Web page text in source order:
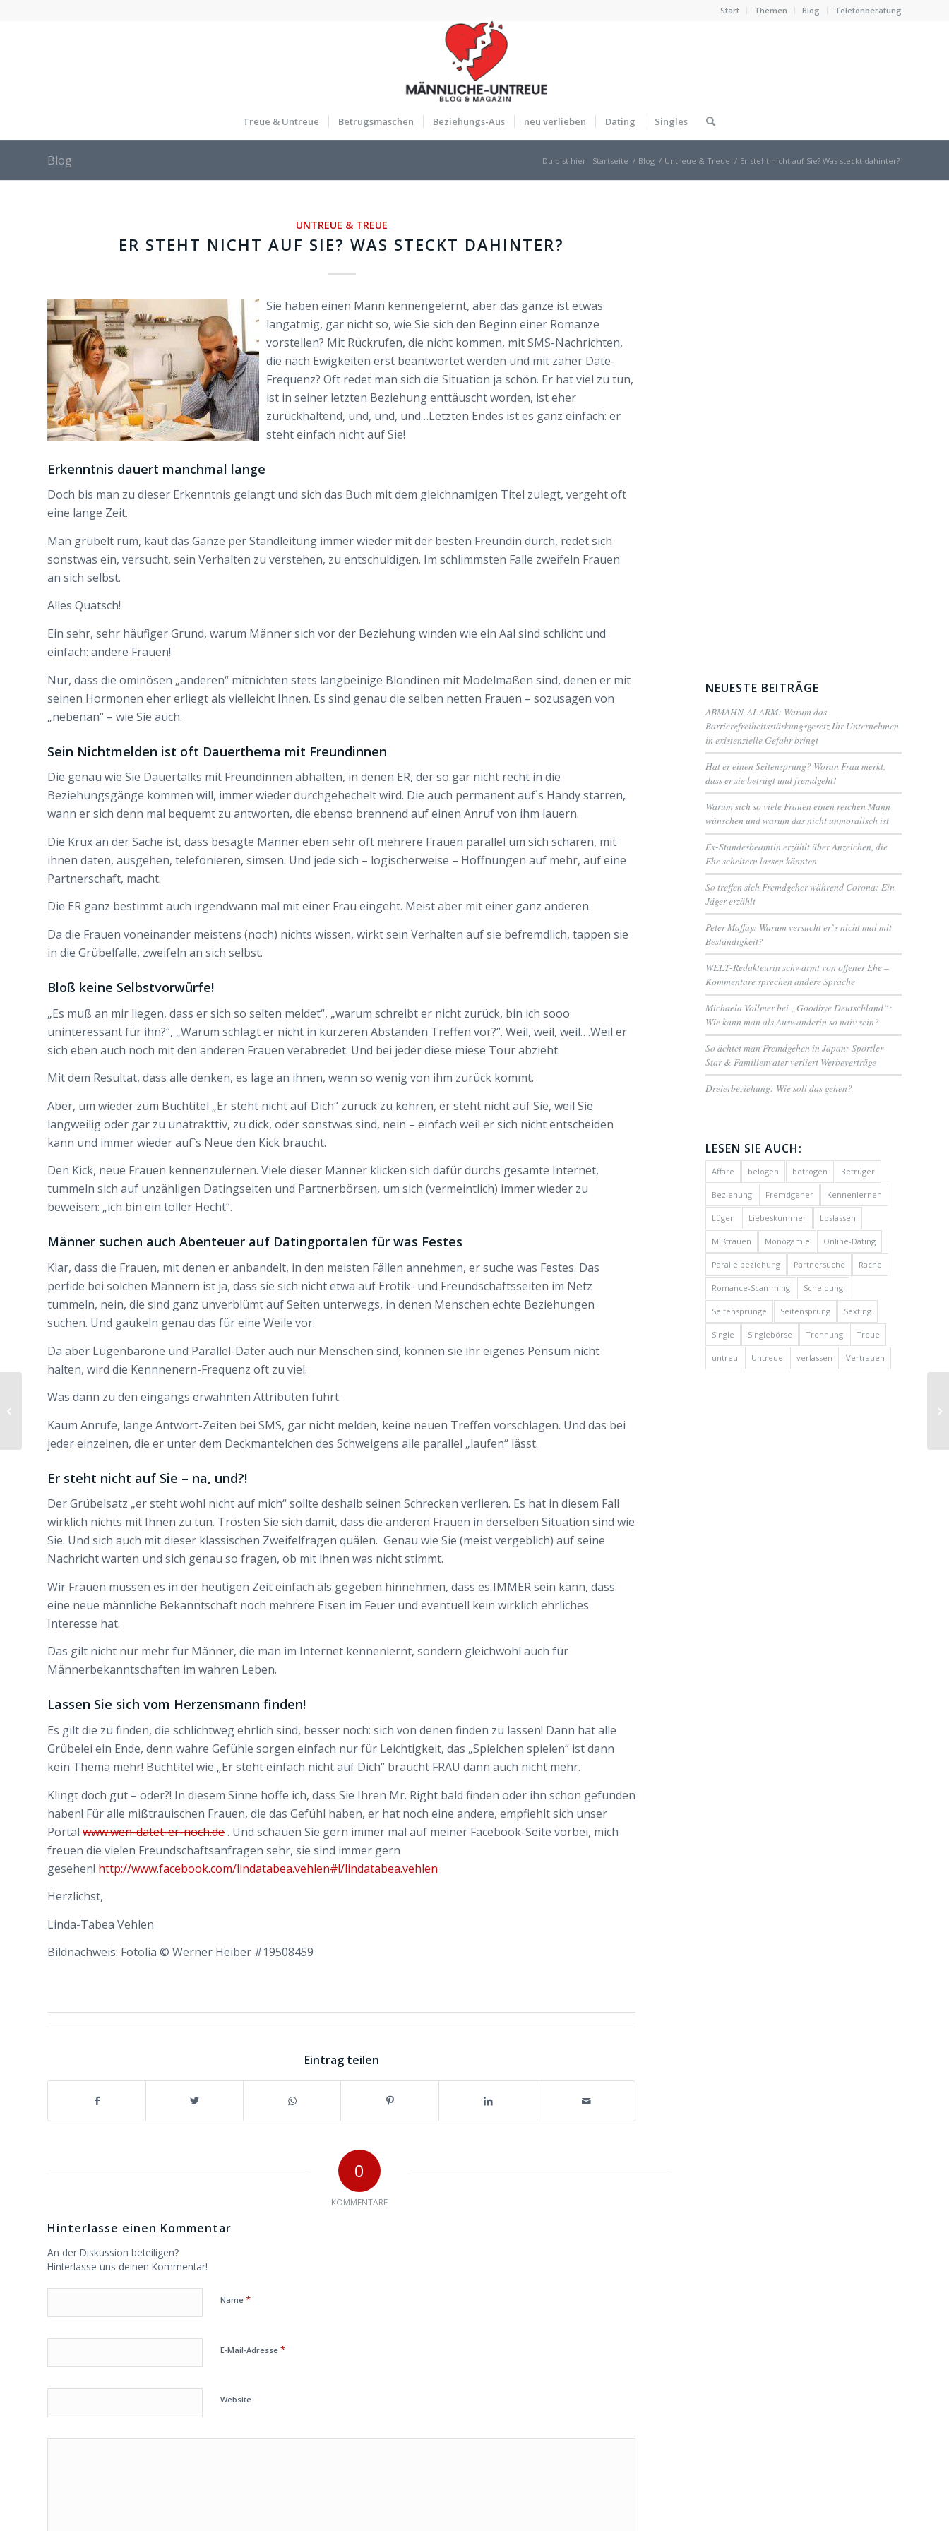
Start Themen Blog Telefonberatung
Treue & Untreue Betrugsmaschen Beziehungs-Aus neu verlieben Dating Singles
Blog Du bist hier: Startseite / Blog / Untreue & Treue / Er steht nicht auf Sie? Was steckt dahinter?
UNTREUE & TREUE
ER STEHT NICHT AUF SIE? WAS STECKT DAHINTER?
Sie haben einen Mann kennengelernt, aber das ganze ist etwas
langatmig, gar nicht so, wie Sie sich den Beginn einer Romanze
vorstellen? Mit Rückrufen, die nicht kommen, mit SMS-Nachrichten,
die nach Ewigkeiten erst beantwortet werden und mit zäher Date-
Frequenz? Oft redet man sich die Situation ja schön. Er hat viel zu tun,
ist in seiner letzten Beziehung enttäuscht worden, ist eher
zurückhaltend, und, und, und…Letzten Endes ist es ganz einfach: er
steht einfach nicht auf Sie!
Erkenntnis dauert manchmal lange
Doch bis man zu dieser Erkenntnis gelangt und sich das Buch mit dem gleichnamigen Titel zulegt, vergeht oft
eine lange Zeit.
Man grübelt rum, kaut das Ganze per Standleitung immer wieder mit der besten Freundin durch, redet sich
sonstwas ein, versucht, sein Verhalten zu verstehen, zu entschuldigen. Im schlimmsten Falle zweifeln Frauen
an sich selbst.
Alles Quatsch!
Ein sehr, sehr häufiger Grund, warum Männer sich vor der Beziehung winden wie ein Aal sind schlicht und
einfach: andere Frauen!
Nur, dass die ominösen „anderen“ mitnichten stets langbeinige Blondinen mit Modelmaßen sind, denen er mit
seinen Hormonen eher erliegt als vielleicht Ihnen. Es sind genau die selben netten Frauen – sozusagen von
„nebenan“ – wie Sie auch.
Sein Nichtmelden ist oft Dauerthema mit Freundinnen
Die genau wie Sie Dauertalks mit Freundinnen abhalten, in denen ER, der so gar nicht recht in die
Beziehungsgänge kommen will, immer wieder durchgehechelt wird. Die auch permanent auf`s Handy starren,
wann er sich denn mal bequemt zu antworten, die ebenso brennend auf einen Anruf von ihm lauern.
Die Krux an der Sache ist, dass besagte Männer eben sehr oft mehrere Frauen parallel um sich scharen, mit
ihnen daten, ausgehen, telefonieren, simsen. Und jede sich – logischerweise – Hoffnungen auf mehr, auf eine
Partnerschaft, macht.
Die ER ganz bestimmt auch irgendwann mal mit einer Frau eingeht. Meist aber mit einer ganz anderen.
Da die Frauen voneinander meistens (noch) nichts wissen, wirkt sein Verhalten auf sie befremdlich, tappen sie
in die Grübelfalle, zweifeln an sich selbst.
Bloß keine Selbstvorwürfe!
„Es muß an mir liegen, dass er sich so selten meldet“, „warum schreibt er nicht zurück, bin ich sooo
uninteressant für ihn?“, „Warum schlägt er nicht in kürzeren Abständen Treffen vor?“. Weil, weil, weil….Weil er
sich eben auch noch mit den anderen Frauen verabredet. Und bei jeder diese miese Tour abzieht.
Mit dem Resultat, dass alle denken, es läge an ihnen, wenn so wenig von ihm zurück kommt.
Aber, um wieder zum Buchtitel „Er steht nicht auf Dich“ zurück zu kehren, er steht nicht auf Sie, weil Sie
langweilig oder gar zu unatrakttiv, zu dick, oder sonstwas sind, nein – einfach weil er sich nicht entscheiden
kann und immer wieder auf`s Neue den Kick braucht.
Den Kick, neue Frauen kennenzulernen. Viele dieser Männer klicken sich dafür durchs gesamte Internet,
tummeln sich auf unzähligen Datingseiten und Partnerbörsen, um sich (vermeintlich) immer wieder zu
beweisen: „ich bin ein toller Hecht“.
Männer suchen auch Abenteuer auf Datingportalen für was Festes
Klar, dass die Frauen, mit denen er anbandelt, in den meisten Fällen annehmen, er suche was Festes. Das
perfide bei solchen Männern ist ja, dass sie sich nicht etwa auf Erotik- und Freundschaftsseiten im Netz
tummeln, nein, die sind ganz unverblümt auf Seiten unterwegs, in denen Menschen echte Beziehungen
suchen. Und gaukeln genau das für eine Weile vor.
Da aber Lügenbarone und Parallel-Dater auch nur Menschen sind, können sie ihr eigenes Pensum nicht
halten, wird die Kennnenern-Frequenz oft zu viel.
Was dann zu den eingangs erwähnten Attributen führt.
Kaum Anrufe, lange Antwort-Zeiten bei SMS, gar nicht melden, keine neuen Treffen vorschlagen. Und das bei
jeder einzelnen, die er unter dem Deckmäntelchen des Schweigens alle parallel „laufen“ lässt.
Er steht nicht auf Sie – na, und?!
Der Grübelsatz „er steht wohl nicht auf mich“ sollte deshalb seinen Schrecken verlieren. Es hat in diesem Fall
wirklich nichts mit Ihnen zu tun. Trösten Sie sich damit, dass die anderen Frauen in derselben Situation sind wie
Sie. Und sich auch mit dieser klassischen Zweifelfragen quälen. Genau wie Sie (meist vergeblich) auf seine
Nachricht warten und sich genau so fragen, ob mit ihnen was nicht stimmt.
Wir Frauen müssen es in der heutigen Zeit einfach als gegeben hinnehmen, dass es IMMER sein kann, dass
eine neue männliche Bekanntschaft noch mehrere Eisen im Feuer und eventuell kein wirklich ehrliches
Interesse hat.
Das gilt nicht nur mehr für Männer, die man im Internet kennenlernt, sondern gleichwohl auch für
Männerbekanntschaften im wahren Leben.
Lassen Sie sich vom Herzensmann finden!
Es gilt die zu finden, die schlichtweg ehrlich sind, besser noch: sich von denen finden zu lassen! Dann hat alle
Grübelei ein Ende, denn wahre Gefühle sorgen einfach nur für Leichtigkeit, das „Spielchen spielen“ ist dann
kein Thema mehr! Buchtitel wie „Er steht einfach nicht auf Dich“ braucht FRAU dann auch nicht mehr.
Klingt doch gut – oder?! In diesem Sinne hoffe ich, dass Sie Ihren Mr. Right bald finden oder ihn schon gefunden
haben! Für alle mißtrauischen Frauen, die das Gefühl haben, er hat noch eine andere, empfiehlt sich unser
Portal www.wen-datet-er-noch.de. Und schauen Sie gern immer mal auf meiner Facebook-Seite vorbei, mich
freuen die vielen Freundschaftsanfragen sehr, sie sind immer gern
gesehen! http://www.facebook.com/lindatabea.vehlen#!/lindatabea.vehlen
Herzlichst,
Linda-Tabea Vehlen
Bildnachweis: Fotolia © Werner Heiber #19508459
Eintrag teilen
0
KOMMENTARE
Hinterlasse einen Kommentar
An der Diskussion beteiligen?
Hinterlasse uns deinen Kommentar!
Name *
E-Mail-Adresse *
Website
NEUESTE BEITRÄGE
ABMAHN-ALARM: Warum das
Barrierefreiheitsstärkungsgesetz Ihr Unternehmen
in existenzielle Gefahr bringt
Hat er einen Seitensprung? Woran Frau merkt,
dass er sie betrügt und fremdgeht!
Warum sich so viele Frauen einen reichen Mann
wünschen und warum das nicht unmoralisch ist
Ex-Standesbeamtin erzählt über Anzeichen, die
Ehe scheitern lassen könnten
So treffen sich Fremdgeher während Corona: Ein
Jäger erzählt
Peter Maffay: Warum versucht er`s nicht mal mit
Beständigkeit?
WELT-Redakteurin schwärmt von offener Ehe –
Kommentare sprechen andere Sprache
Michaela Vollmer bei „Goodbye Deutschland“:
Wie kann man als Auswanderin so naiv sein?
So ächtet man Fremdgehen in Japan: Sportler-
Star & Familienvater verliert Werbeverträge
Dreierbeziehung: Wie soll das gehen?
LESEN SIE AUCH:
Affäre belogen betrogen Betrüger
Beziehung Fremdgeher Kennenlernen
Lügen Liebeskummer Loslassen
Mißtrauen Monogamie Online-Dating
Parallelbeziehung Partnersuche Rache
Romance-Scamming Scheidung
Seitensprünge Seitensprung Sexting
Single Singlebörse Trennung Treue
untreu Untreue verlassen Vertrauen
Verdacht, dass er fremdgeht – ist es
okay in sein Handy zu schauen?